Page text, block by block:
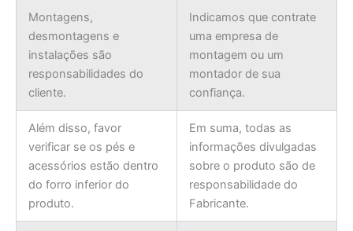
Montagens,
desmontagens e
instalações são
responsabilidades do
cliente.
Indicamos que contrate
uma empresa de
montagem ou um
montador de sua
confiança.
Além disso, favor
verificar se os pés e
acessórios estão dentro
do forro inferior do
produto.
Em suma, todas as
informações divulgadas
sobre o produto são de
responsabilidade do
Fabricante.